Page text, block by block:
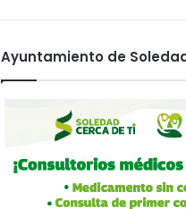
Ayuntamiento de